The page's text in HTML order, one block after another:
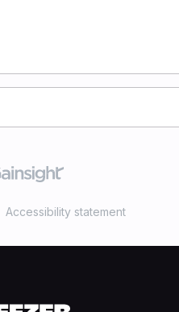
Accessibility statement